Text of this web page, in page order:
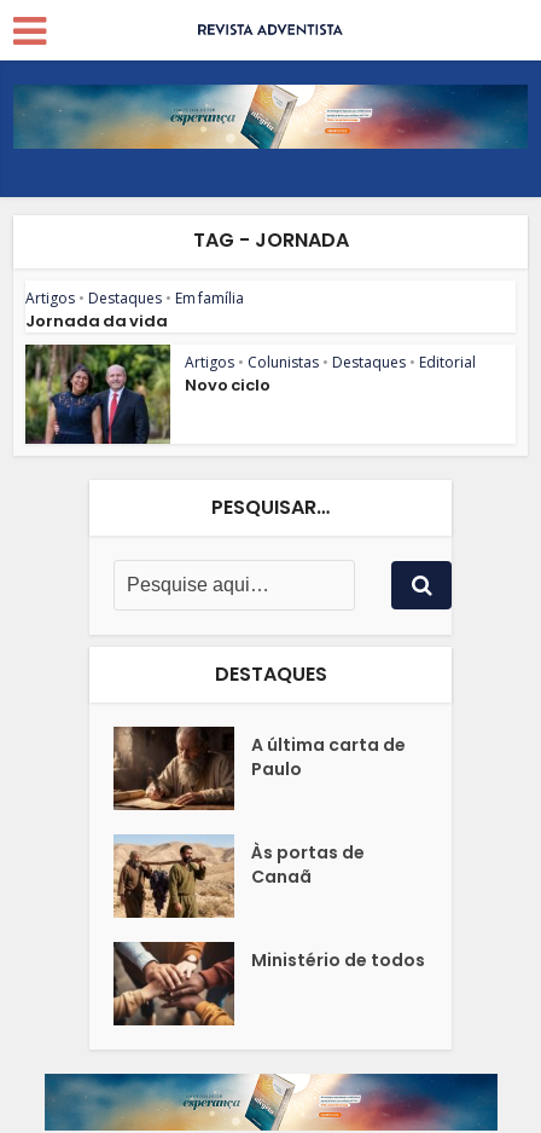
TAG - JORNADA
Artigos • Destaques • Em família
Jornada da vida
Artigos • Colunistas • Destaques • Editorial
Novo ciclo
PESQUISAR…
DESTAQUES
A última carta de
Paulo
Às portas de
Canaã
Ministério de todos